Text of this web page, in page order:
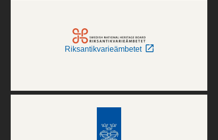
Riksantikvarieämbetet